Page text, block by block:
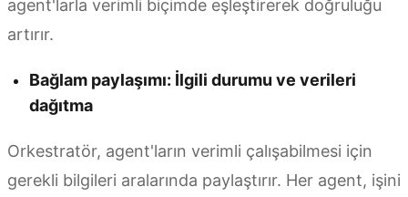
agent'larla verimli biçimde eşleştirerek doğruluğu
artırır.
Bağlam paylaşımı: İlgili durumu ve verileri
dağıtma
Orkestratör, agent'ların verimli çalışabilmesi için
gerekli bilgileri aralarında paylaştırır. Her agent, işini